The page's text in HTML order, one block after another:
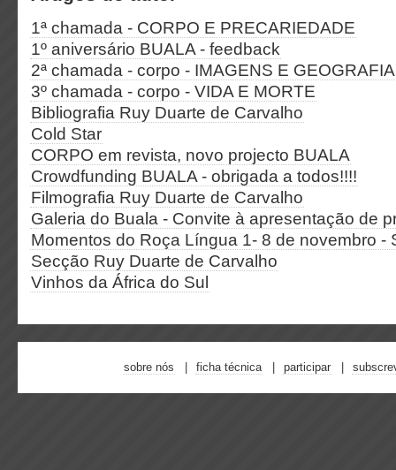
1ª chamada - CORPO E PRECARIEDADE
1º aniversário BUALA - feedback
2ª chamada - corpo - IMAGENS E
3º chamada - corpo - VIDA E MORTE
Bibliografia Ruy Duarte de Carvalho
Cold Star
CORPO em revista, novo projecto BUALA
Crowdfunding BUALA - obrigada a todos!!!!
Filmografia Ruy Duarte de Carvalho
Galeria do Buala - Convite à apresentação de
Momentos do Roça Língua 1- 8 de novembro -
Secção Ruy Duarte de Carvalho
Vinhos da África do Sul
sobre nós ficha técnica participar